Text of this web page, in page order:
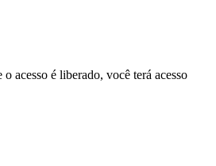
acesso é liberado, você terá acesso